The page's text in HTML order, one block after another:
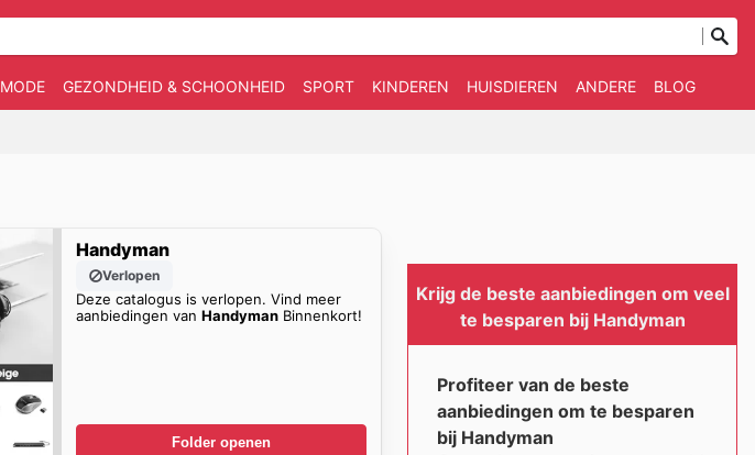
MODE GEZONDHEID & SCHOONHEID SPORT KINDEREN HUISDIEREN ANDERE BLOG
Handyman
Verlopen
Deze catalogus is verlopen. Vind meer
aanbiedingen vanHandyman Binnenkort!
Folder openen
Krijg de beste aanbiedingen om veel
te besparen bij Handyman
Profiteer van de beste
aanbiedingen om te besparen
bij Handyman